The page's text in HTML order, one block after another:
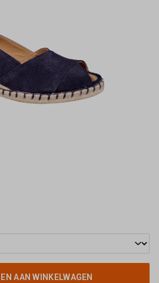
AAN WINKELWAGEN